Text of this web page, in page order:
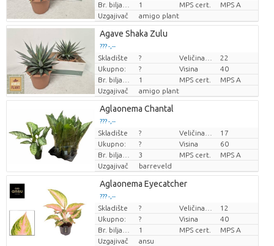
1 MPS cert.
MPS A
Uzgajivač
amigo plant
Agave Shaka Zulu
??? -,--
Cijena po komadu
Skladište ?
22
Ukupno:
? Visina
40
1 MPS cert.
MPS A
Uzgajivač
amigo plant
Aglaonema Chantal
??? -,--
Cijena po komadu
Skladište ?
17
Ukupno:
? Visina
60
3 MPS cert.
MPS A
Uzgajivač
barreveld
Aglaonema Eyecatcher
??? -,--
Cijena po komadu
Skladište ?
12
Ukupno:
? Visina
40
1 MPS cert.
MPS A
Uzgajivač
ansu